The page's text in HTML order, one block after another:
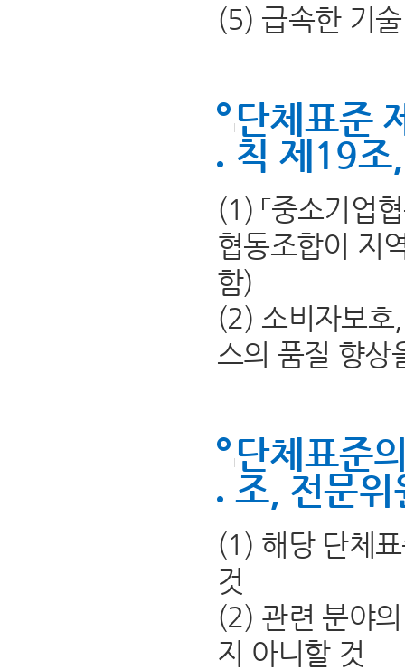
(5) 급속한 기
단체표준
칙 제19조
(1) 「중소기업
협동조합이 지
함)
(2) 소비자보호
스의 품질 향상
단체표준
조, 전문위
(1) 해당 단체
것
(2) 관련 분야
지 아니할 것